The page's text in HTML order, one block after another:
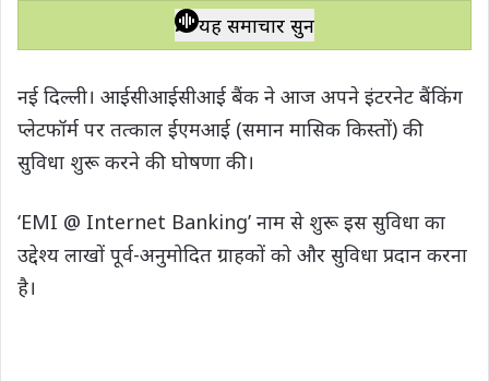
t
A
p
p
e
o
o
k
t
e
r
l
e
g
r
a
m
p
y
i
n
k
a
r
यह समाचार सुनें
नई दिल्ली। आईसीआईसीआई बैंक ने आज अपने इंटरनेट बैंकिंग
प्लेटफॉर्म पर तत्काल ईएमआई (समान मासिक किस्तों) की
सुविधा शुरू करने की घोषणा की।
‘EMI @ Internet Banking’ नाम से शुरू इस सुविधा का
उद्देश्य लाखों पूर्व-अनुमोदित ग्राहकों को और सुविधा प्रदान करना
है।